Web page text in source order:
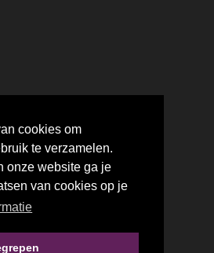
cookies om
te verzamelen.
onze website ga je
van cookies op je